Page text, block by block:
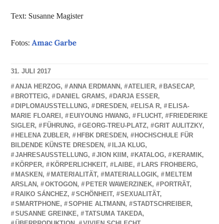
Text: Susanne Magister
Fotos:Amac Garbe
31. JULI 2017
NADINE
FAUST
ANJA HERZOG, ANNA ERDMANN, ATELIER, BASECAP,
BROTTEIG, DANIEL GRAMS, DARJA ESSER
,
DIPLOMAUSSTELLUNG, DRESDEN, ELISA R,
ELISA-
MARIE FLOAREI, EUIYOUNG HWANG, FLUCHT,
FRIEDERIKE
SIGLER, FÜHRUNG, GEORG-TREU-PLATZ, GRIT AULITZKY,
HELENA ZUBLER, HFBK DRESDEN,
HOCHSCHULE FÜR
BILDENDE KÜNSTE DRESDEN, ILJA KLUG,
JAHRESAUSSTELLUNG, JION KIIM, KATALOG, KERAMIK,
KÖRPER, KÖRPERLICHKEIT, LAIBE, LARS FROHBERG,
MASKEN, MATERIALITÄT, MATERIALLOGIK,
MELTEM
ARSLAN, OKTOGON, PETER WAWERZINEK, PORTRÄT,
RAIKO SÁNCHEZ, SCHÖNHEIT, SEXUALITÄT,
SMARTPHONE, SOPHIE ALTMANN, STADTSCHREIBER,
SUSANNE GREINKE, TATSUMA TAKEDA,